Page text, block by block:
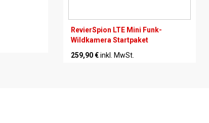
RevierSpion LTE Mini Funk-
Wildkamera Startpaket
259,90 € inkl. MwSt.